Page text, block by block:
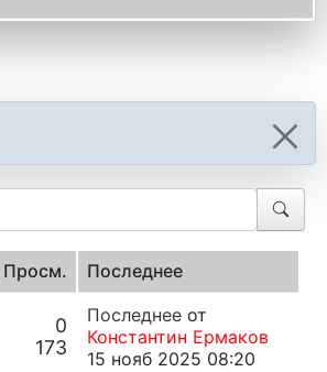
Просм.
Последнее
0
173
Последнее от
Константин Ермаков
15 нояб 2025 08:20